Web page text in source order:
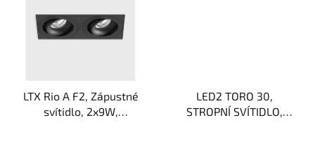
LTX Rio A F2, Zápustné
svítidlo, 2x9W,
LED2 TORO 30,
STROPNÍ SVÍTIDLO,